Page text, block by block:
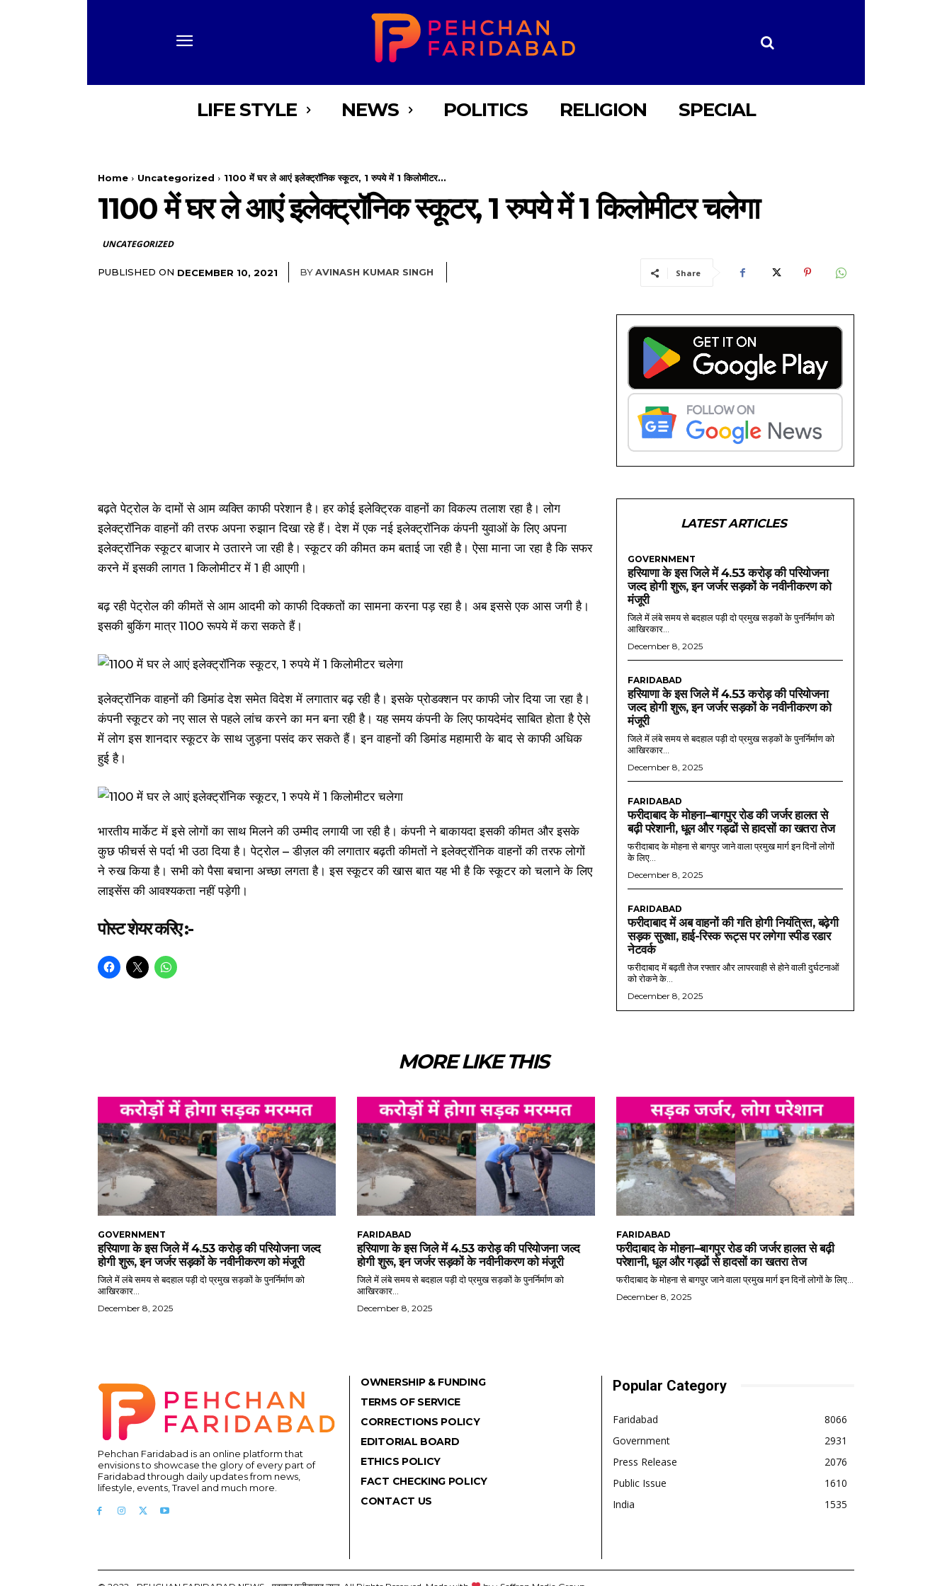
LIFE STYLE NEWS POLITICS RELIGION SPECIAL
Home Uncategorized 1100 में घर ले आएं इलेक्ट्रॉनिक स्कूटर, 1 रुपये में 1 किलोमीटर...
1100 में घर ले आएं इलेक्ट्रॉनिक स्कूटर, 1 रुपये में 1 किलोमीटर चलेगा
UNCATEGORIZED
PUBLISHED ON DECEMBER 10, 2021 BYAVINASH KUMAR SINGH Share
बढ़ते पेट्रोल के दामों से आम व्यक्ति काफी परेशान है। हर कोई इलेक्ट्रिक वाहनों का विकल्प तलाश रहा है। लोग
इलेक्ट्रॉनिक वाहनों की तरफ अपना रुझान दिखा रहे हैं। देश में एक नई इलेक्ट्रॉनिक कंपनी युवाओं के लिए अपना
इलेक्ट्रॉनिक स्कूटर बाजार मे उतारने जा रही है। स्कूटर की कीमत कम बताई जा रही है। ऐसा माना जा रहा है कि सफर
करने में इसकी लागत 1 किलोमीटर में ₹1 ही आएगी।
बढ़ रही पेट्रोल की कीमतें से आम आदमी को काफी दिक्कतों का सामना करना पड़ रहा है। अब इससे एक आस जगी है।
इसकी बुकिंग मात्र 1100 रूपये में करा सकते हैं।
इलेक्ट्रॉनिक वाहनों की डिमांड देश समेत विदेश में लगातार बढ़ रही है। इसके प्रोडक्शन पर काफी जोर दिया जा रहा है।
कंपनी स्कूटर को नए साल से पहले लांच करने का मन बना रही है। यह समय कंपनी के लिए फायदेमंद साबित होता है ऐसे
में लोग इस शानदार स्कूटर के साथ जुड़ना पसंद कर सकते हैं। इन वाहनों की डिमांड महामारी के बाद से काफी अधिक
हुई है।
भारतीय मार्केट में इसे लोगों का साथ मिलने की उम्मीद लगायी जा रही है। कंपनी ने बाकायदा इसकी कीमत और इसके
कुछ फीचर्स से पर्दा भी उठा दिया है। पेट्रोल – डीज़ल की लगातार बढ़ती कीमतों ने इलेक्ट्रॉनिक वाहनों की तरफ लोगों
ने रुख किया है। सभी को पैसा बचाना अच्छा लगता है। इस स्कूटर की खास बात यह भी है कि स्कूटर को चलाने के लिए
लाइसेंस की आवश्यकता नहीं पड़ेगी।
पोस्ट शेयर करिए :-
LATEST ARTICLES
GOVERNMENT
हरियाणा के इस जिले में 4.53 करोड़ की परियोजना
जल्द होगी शुरू, इन जर्जर सड़कों के नवीनीकरण को
मंजूरी
जिले में लंबे समय से बदहाल पड़ी दो प्रमुख सड़कों के पुनर्निर्माण को
आखिरकार...
December 8, 2025
FARIDABAD
हरियाणा के इस जिले में 4.53 करोड़ की परियोजना
जल्द होगी शुरू, इन जर्जर सड़कों के नवीनीकरण को
मंजूरी
जिले में लंबे समय से बदहाल पड़ी दो प्रमुख सड़कों के पुनर्निर्माण को
आखिरकार...
December 8, 2025
FARIDABAD
फरीदाबाद के मोहना–बागपुर रोड की जर्जर हालत से
बढ़ी परेशानी, धूल और गड्ढों से हादसों का खतरा तेज
फरीदाबाद के मोहना से बागपुर जाने वाला प्रमुख मार्ग इन दिनों लोगों
के लिए...
December 8, 2025
FARIDABAD
फरीदाबाद में अब वाहनों की गति होगी नियंत्रित, बढ़ेगी
सड़क सुरक्षा, हाई-रिस्क रूट्स पर लगेगा स्पीड रडार
नेटवर्क
फरीदाबाद में बढ़ती तेज रफ्तार और लापरवाही से होने वाली दुर्घटनाओं
को रोकने के...
December 8, 2025
MORE LIKE THIS
GOVERNMENT
हरियाणा के इस जिले में 4.53 करोड़ की परियोजना जल्द
होगी शुरू, इन जर्जर सड़कों के नवीनीकरण को मंजूरी
जिले में लंबे समय से बदहाल पड़ी दो प्रमुख सड़कों के पुनर्निर्माण को
आखिरकार...
December 8, 2025
FARIDABAD
हरियाणा के इस जिले में 4.53 करोड़ की परियोजना जल्द
होगी शुरू, इन जर्जर सड़कों के नवीनीकरण को मंजूरी
जिले में लंबे समय से बदहाल पड़ी दो प्रमुख सड़कों के पुनर्निर्माण को
आखिरकार...
December 8, 2025
FARIDABAD
फरीदाबाद के मोहना–बागपुर रोड की जर्जर हालत से बढ़ी
परेशानी, धूल और गड्ढों से हादसों का खतरा तेज
फरीदाबाद के मोहना से बागपुर जाने वाला प्रमुख मार्ग इन दिनों लोगों के लिए...
December 8, 2025
Pehchan Faridabad is an online platform that
envisions to showcase the glory of every part of
Faridabad through daily updates from news,
lifestyle, events, Travel and much more.
OWNERSHIP & FUNDING
TERMS OF SERVICE
CORRECTIONS POLICY
EDITORIAL BOARD
ETHICS POLICY
FACT CHECKING POLICY
CONTACT US
Popular Category
Faridabad
8066
Government
2931
Press Release
2076
Public Issue
1610
India
1535